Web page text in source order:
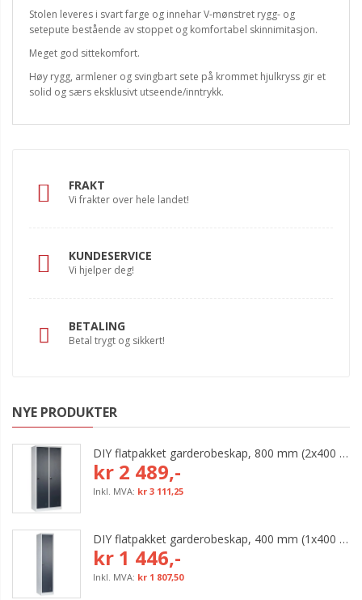
Stolen leveres i svart farge og innehar V-mønstret rygg- og
setepute bestående av stoppet og komfortabel skinnimitasjon.
Meget god sittekomfort.
Høy rygg, armlener og svingbart sete på krommet hjulkryss gir et
solid og særs eksklusivt utseende/inntrykk.
FRAKT
Vi frakter over hele landet!
KUNDESERVICE
Vi hjelper deg!
BETALING
Betal trygt og sikkert!
NYE PRODUKTER
DIY flatpakket garderobeskap, 800 mm (2x400 mm = 2 rom)
kr 2 489,-
kr 3 111,25
DIY flatpakket garderobeskap, 400 mm (1x400 mm = 1 rom)
kr 1 446,-
kr 1 807,50